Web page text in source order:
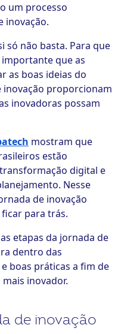
um processo
inovação.
só não basta. Para que
que as
as boas ideias do
inovação proporcionam
inovadoras possam
mostram que
estão
digital e
Nesse
de inovação
para trás.
etapas da jornada de
dentro das
boas práticas a fim de
inovador.
de inovação